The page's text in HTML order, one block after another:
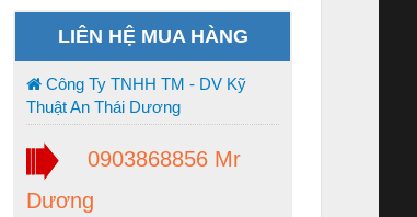
LIÊN HỆ MUA HÀNG
Công Ty TNHH TM - DV Kỹ
Thuật An Thái Dương
0903868856 Mr
Dương